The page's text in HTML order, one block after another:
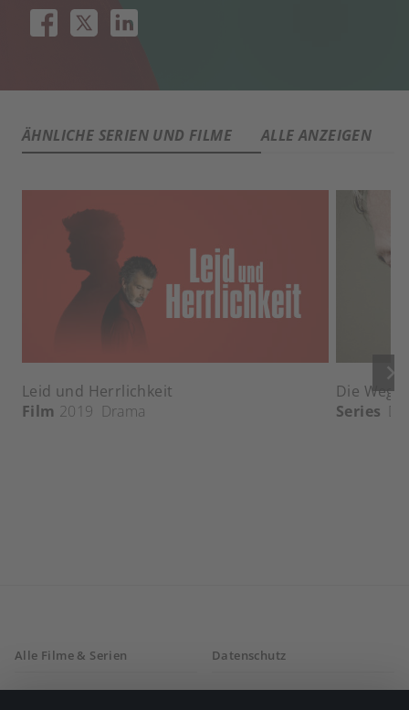
ÄHNLICHE SERIEN UND FILME ALLE ANZEIGEN
keyboard_arrow_right
Leid und Herrlichkeit
Film 2019 Drama
Die
Series
Alle Filme & Serien Datenschutz